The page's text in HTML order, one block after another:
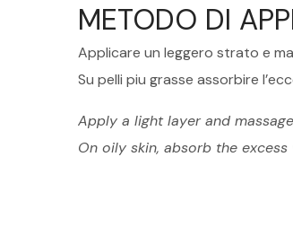
METODO DI
Applicare un leggero strato e
Su pelli piu grasse assorbire
Apply a light layer and
On oily skin, absorb the excess